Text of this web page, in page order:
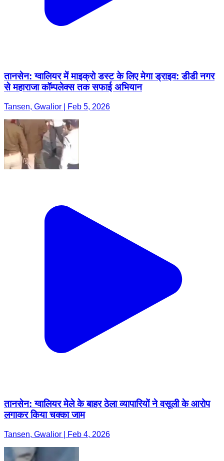
तानसेन: ग्वालियर में माइक्रो डस्ट के लिए मेगा ड्राइव: डीडी नगर
से महाराजा कॉम्पलेक्स तक सफाई अभियान
Tansen, Gwalior | Feb 5, 2026
तानसेन: ग्वालियर मेले के बाहर ठेला व्यापारियों ने वसूली के आरोप
लगाकर किया चक्का जाम
Tansen, Gwalior | Feb 4, 2026